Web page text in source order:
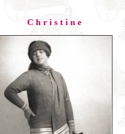
C h r i s t i n e